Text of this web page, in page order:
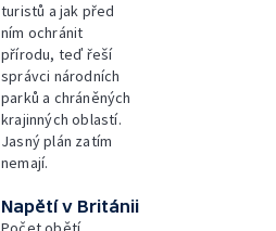
turistů a jak před
ním ochránit
přírodu, teď řeší
správci národních
parků a chráněných
krajinných oblastí.
Jasný plán zatím
nemají.
Napětí v Británii